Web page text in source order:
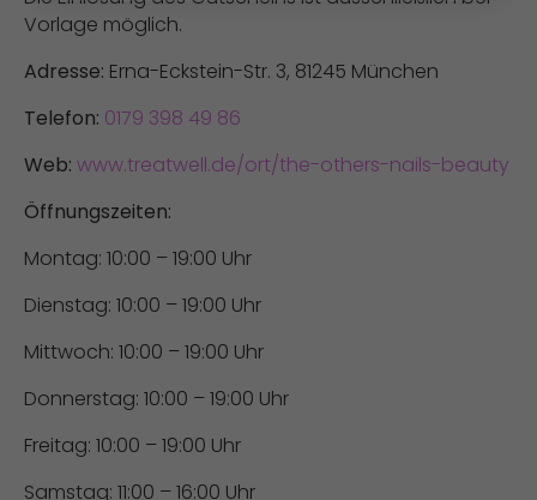
Vorlage möglich.
Adresse: Erna-Eckstein-Str. 3, 81245 München
Telefon: 0179 398 49 86
Web: www.treatwell.de/ort/the-others-nails-beauty
Öffnungszeiten:
Montag: 10:00 – 19:00 Uhr
Dienstag: 10:00 – 19:00 Uhr
Mittwoch: 10:00 – 19:00 Uhr
Donnerstag: 10:00 – 19:00 Uhr
Freitag: 10:00 – 19:00 Uhr
Samstag: 11:00 – 16:00 Uhr